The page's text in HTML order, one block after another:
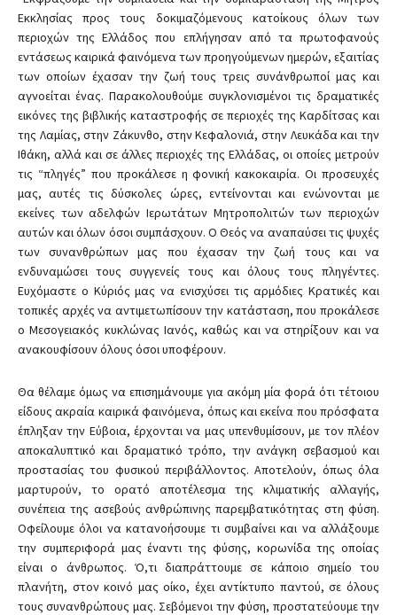
Εκκλησίας προς τους δοκιμαζόμενους κατοίκους όλων των
περιοχών της Ελλάδος που επλήγησαν από τα πρωτοφανούς
εντάσεως καιρικά φαινόμενα των προηγούμενων ημερών, εξαιτίας
των οποίων έχασαν την ζωή τους τρεις συνάνθρωποί μας και
αγνοείται ένας. Παρακολουθούμε συγκλονισμένοι τις δραματικές
εικόνες της βιβλικής καταστροφής σε περιοχές της Καρδίτσας και
της Λαμίας, στην Ζάκυνθο, στην Κεφαλονιά, στην Λευκάδα και την
Ιθάκη, αλλά και σε άλλες περιοχές της Ελλάδας, οι οποίες μετρούν
τις “πληγές” που προκάλεσε η φονική κακοκαιρία. Οι προσευχές
μας, αυτές τις δύσκολες ώρες, εντείνονται και ενώνονται με
εκείνες των αδελφών Ιερωτάτων Μητροπολιτών των περιοχών
αυτών και όλων όσοι συμπάσχουν. Ο Θεός να αναπαύσει τις ψυχές
των συνανθρώπων μας που έχασαν την ζωή τους και να
ενδυναμώσει τους συγγενείς τους και όλους τους πληγέντες.
Ευχόμαστε ο Κύριός μας να ενισχύσει τις αρμόδιες Κρατικές και
τοπικές αρχές να αντιμετωπίσουν την κατάσταση, που προκάλεσε
ο Μεσογειακός κυκλώνας Ιανός, καθώς και να στηρίξουν και να
ανακουφίσουν όλους όσοι υποφέρουν.
Θα θέλαμε όμως να επισημάνουμε για ακόμη μία φορά ότι τέτοιου
είδους ακραία καιρικά φαινόμενα, όπως και εκείνα που πρόσφατα
έπληξαν την Εύβοια, έρχονται να μας υπενθυμίσουν, με τον πλέον
αποκαλυπτικό και δραματικό τρόπο, την ανάγκη σεβασμού και
προστασίας του φυσικού περιβάλλοντος. Αποτελούν, όπως όλα
μαρτυρούν, το ορατό αποτέλεσμα της κλιματικής αλλαγής,
συνέπεια της ασεβούς ανθρώπινης παρεμβατικότητας στη φύση.
Οφείλουμε όλοι να κατανοήσουμε τι συμβαίνει και να αλλάξουμε
την συμπεριφορά μας έναντι της φύσης, κορωνίδα της οποίας
είναι ο άνθρωπος. Ό,τι διαπράττουμε σε κάποιο σημείο του
πλανήτη, στον κοινό μας οίκο, έχει αντίκτυπο παντού, σε όλους
τους συνανθρώπους μας. Σεβόμενοι την φύση, προστατεύουμε την